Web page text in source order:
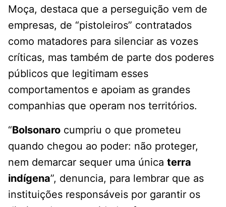
Moça, destaca que a perseguição vem de
empresas, de “pistoleiros” contratados
como matadores para silenciar as vozes
críticas, mas também de parte dos poderes
públicos que legitimam esses
comportamentos e apoiam as grandes
companhias que operam nos territórios.
“Bolsonaro cumpriu o que prometeu
quando chegou ao poder: não proteger,
nem demarcar sequer uma única terra
indígena”, denuncia, para lembrar que as
instituições responsáveis por garantir os